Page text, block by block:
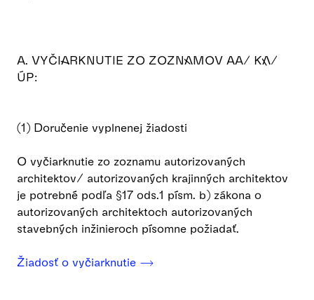
A. VYČIARKNUTIE ZO ZOZNAMOV AA/ KA/
ÚP:
(1) Doručenie vyplnenej žiadosti
O vyčiarknutie zo zoznamu autorizovaných
architektov/ autorizovaných krajinných architektov
je potrebné podľa §17 ods.1 písm. b) zákona o
autorizovaných architektoch autorizovaných
stavebných inžinieroch písomne požiadať.
Žiadosť o vyčiarknutie ⟶